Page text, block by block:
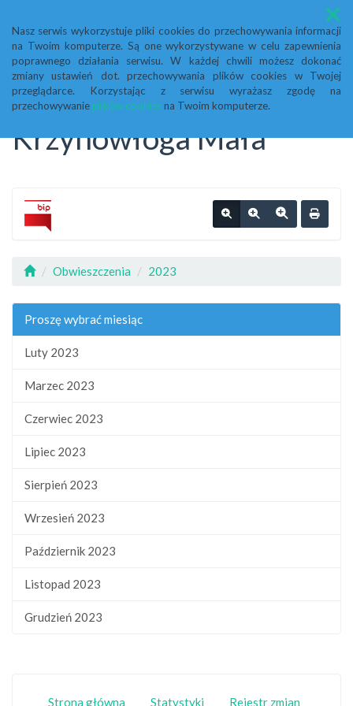
Nasz serwis wykorzystuje pliki cookies do przechowywania informacji
na Twoim komputerze. Są one wykorzystywane w celu zapewnienia
poprawnego działania serwisu. W każdej chwili możesz dokonać
zmiany ustawień dot. przechowywania plików cookies w Twojej
przeglądarce. Korzystając z serwisu wyrażasz zgodę na
przechowywanie plików cookiesna Twoim komputerze.
Menu
Biuletyn Informacji
Publicznej Urząd Gminy
Krzynowłoga Mała
Obwieszczenia 2023
Proszę wybrać miesiąc
Luty 2023
Marzec 2023
Czerwiec 2023
Lipiec 2023
Sierpień 2023
Wrzesień 2023
Październik 2023
Listopad 2023
Grudzień 2023
Strona główna Statystyki Rejestr zmian